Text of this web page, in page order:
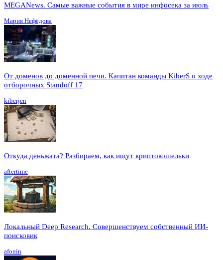
MEGANews. Cамые важные события в мире инфосека за июль
Мария Нефёдова
От доменов до доменной печи. Капитан команды KiberS о ходе
отборочных Standoff 17
kiberjen
Откуда деньжата? Разбираем, как ищут криптокошельки
aftertime
Локальный Deep Research. Совершенствуем собственный ИИ-
поисковик
afonin